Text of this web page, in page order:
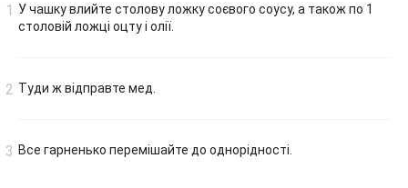
У чашку влийте столову ложку соєвого соусу, а також по 1
столовій ложці оцту і олії.
Туди ж відправте мед.
Все гарненько перемішайте до однорідності.